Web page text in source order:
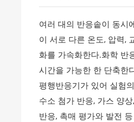
여러 대의 반응솥이 동시
이 서로 다른 온도, 압력,
화를 가속화한다.화학 반
시간을 가능한 한 단축한
평행반응기가 있어 실험
수소 첨가 반응, 가스 양
반응, 촉매 평가와 발전